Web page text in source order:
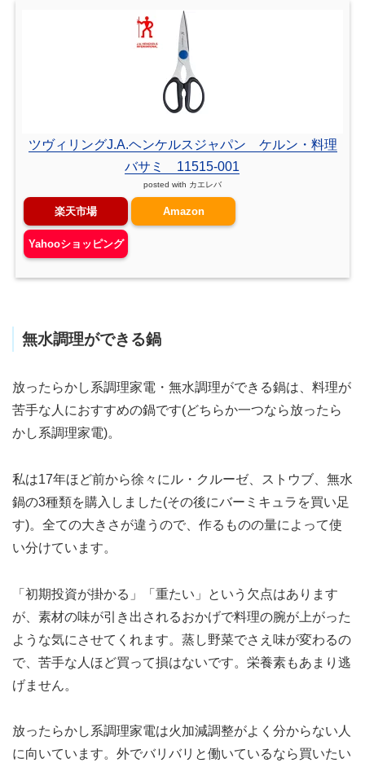
ツヴィリングJ.A.ヘンケルスジャパン ケルン・料理
バサミ 11515-001
posted with カエレバ
楽天市場 Amazon
Yahooショッピング
無水調理ができる鍋
放ったらかし系調理家電・無水調理ができる鍋は、料理が
苦手な人におすすめの鍋です(どちらか一つなら放ったら
かし系調理家電)。
私は17年ほど前から徐々にル・クルーゼ、ストウブ、無水
鍋の3種類を購入しました(その後にバーミキュラを買い足
す)。全ての大きさが違うので、作るものの量によって使
い分けています。
「初期投資が掛かる」「重たい」という欠点はあります
が、素材の味が引き出されるおかげで料理の腕が上がった
ような気にさせてくれます。蒸し野菜でさえ味が変わるの
で、苦手な人ほど買って損はないです。栄養素もあまり逃
げません。
放ったらかし系調理家電は火加減調整がよく分からない人
に向いています。外でバリバリと働いているなら買いたい